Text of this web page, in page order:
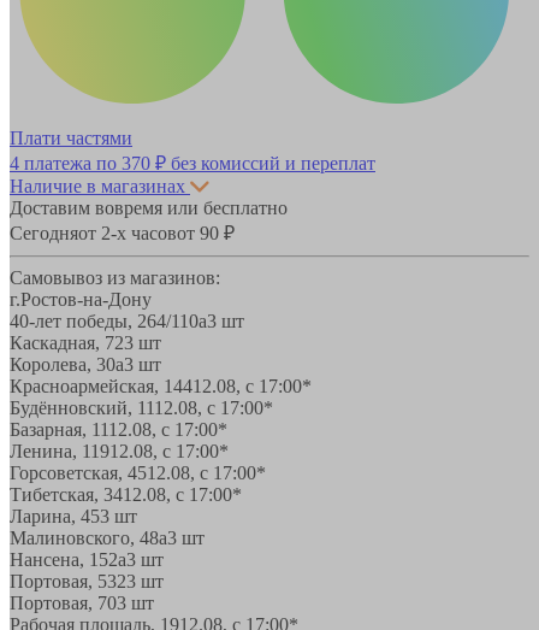
Плати частями
4 платежа по 370 ₽ без комиссий и переплат
Наличие в магазинах
Доставим вовремя или бесплатно
Сегодняот 2-х часовот 90 ₽
Самовывоз из магазинов:
г.Ростов-на-Дону
40-лет победы, 264/110а3 шт
Каскадная, 723 шт
Королева, 30а3 шт
Красноармейская, 14412.08, с 17:00*
Будённовский, 1112.08, с 17:00*
Базарная, 1112.08, с 17:00*
Ленина, 11912.08, с 17:00*
Горсоветская, 4512.08, с 17:00*
Тибетская, 3412.08, с 17:00*
Ларина, 453 шт
Малиновского, 48а3 шт
Нансена, 152а3 шт
Портовая, 5323 шт
Портовая, 703 шт
Рабочая площадь, 1912.08, с 17:00*